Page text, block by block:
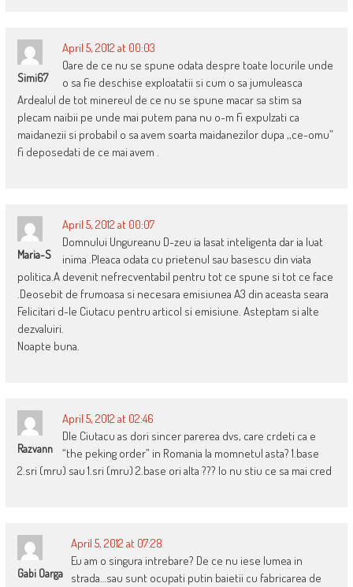
Simi67
April 5, 2012 at 00:03
Oare de ce nu se spune odata despre toate locurile unde
o sa fie deschise exploatatii si cum o sa jumuleasca
Ardealul de tot minereul de ce nu se spune macar sa stim sa
plecam naibii pe unde mai putem pana nu o-m fi expulzati ca
maidanezii si probabil o sa avem soarta maidanezilor dupa ,,ce-omu”
fi deposedati de ce mai avem .
Maria-S
April 5, 2012 at 00:07
Domnului Ungureanu D-zeu ia lasat inteligenta dar ia luat
inima .Pleaca odata cu prietenul sau basescu din viata
politica.A devenit nefrecventabil pentru tot ce spune si tot ce face
.Deosebit de frumoasa si necesara emisiunea A3 din aceasta seara
Felicitari d-le Ciutacu pentru articol si emisiune. Asteptam si alte
dezvaluiri.
Noapte buna.
Razvann
April 5, 2012 at 02:46
Dle Ciutacu as dori sincer parerea dvs, care crdeti ca e
“the peking order” in Romania la momnetul asta? 1.base
2.sri (mru) sau 1.sri (mru) 2.base ori alta ??? Io nu stiu ce sa mai cred
Gabi Oarga
April 5, 2012 at 07:28
Eu am o singura intrebare? De ce nu iese lumea in
strada…sau sunt ocupati putin baietii cu fabricarea de